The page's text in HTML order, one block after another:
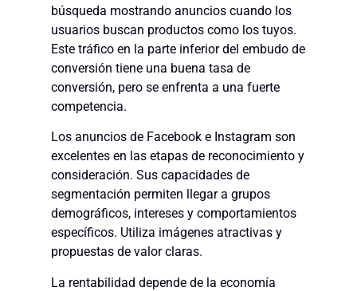
búsqueda mostrando anuncios cuando los
usuarios buscan productos como los tuyos.
Este tráfico en la parte inferior del embudo de
conversión tiene una buena tasa de
conversión, pero se enfrenta a una fuerte
competencia.
Los anuncios de Facebook e Instagram son
excelentes en las etapas de reconocimiento y
consideración. Sus capacidades de
segmentación permiten llegar a grupos
demográficos, intereses y comportamientos
específicos. Utiliza imágenes atractivas y
propuestas de valor claras.
La rentabilidad depende de la economía